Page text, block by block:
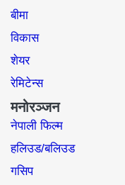
बीमा
विकास
शेयर
रेमिटेन्स
मनोरञ्जन
नेपाली फिल्म
हलिउड/बलिउड
गसिप